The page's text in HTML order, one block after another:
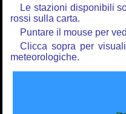
Le stazioni disponibili
rossi sulla carta.
Puntare il mouse per
Clicca sopra per
meteorologiche.